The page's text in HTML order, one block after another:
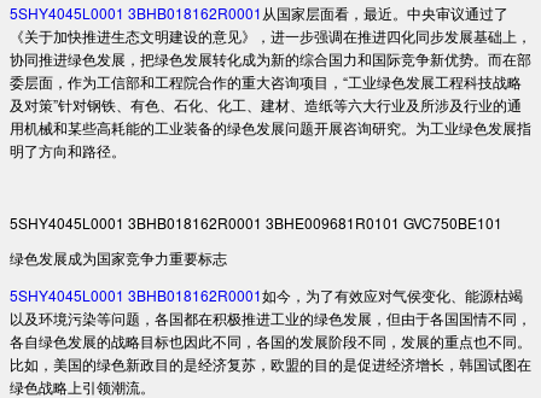
5SHY4045L0001 3BHB018162R0001 从国家层面看，最近。中央审议通过了
《关于加快推进生态文明建设的意见》，进一步强调在推进四化同步发展基础上，
协同推进绿色发展，把绿色发展转化成为新的综合国力和国际竞争新优势。而在部
委层面，作为工信部和工程院合作的重大咨询项目，“工业绿色发展工程科技战略
及对策”针对钢铁、有色、石化、化工、建材、造纸等六大行业及所涉及行业的通
用机械和某些高耗能的工业装备的绿色发展问题开展咨询研究。为工业绿色发展指
明了方向和路径。
5SHY4045L0001 3BHB018162R0001 3BHE009681R0101 GVC750BE101
绿色发展成为国家竞争力重要标志
5SHY4045L0001 3BHB018162R0001如今，为了有效应对气侯变化、能源枯竭
以及环境污染等问题，各国都在积极推进工业的绿色发展，但由于各国国情不同，
各自绿色发展的战略目标也因此不同，各国的发展阶段不同，发展的重点也不同。
比如，美国的绿色新政目的是经济复苏，欧盟的目的是促进经济增长，韩国试图在
绿色战略上引领潮流。